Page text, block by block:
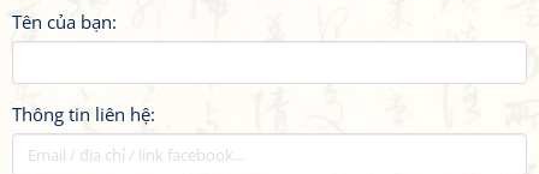
Tên của bạn:
Thông tin liên hệ: